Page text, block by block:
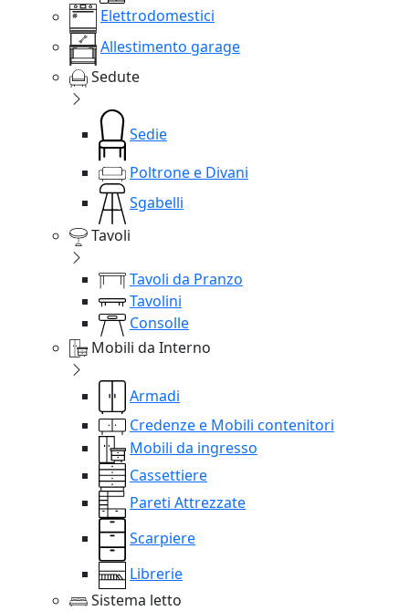
Elettrodomestici
Allestimento garage
Sedute
Sedie
Poltrone e Divani
Sgabelli
Tavoli
Tavoli da Pranzo
Tavolini
Consolle
Mobili da Interno
Armadi
Credenze e Mobili contenitori
Mobili da ingresso
Cassettiere
Pareti Attrezzate
Scarpiere
Librerie
Sistema letto